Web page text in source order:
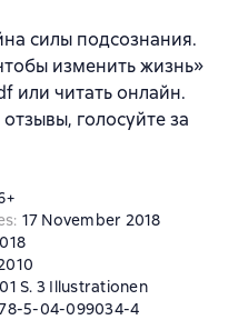
силы подсознания.
изменить жизнь»
или читать онлайн.
голосуйте за
: 17 November 2018
S. 3 Illustrationen
5-04-099034-4